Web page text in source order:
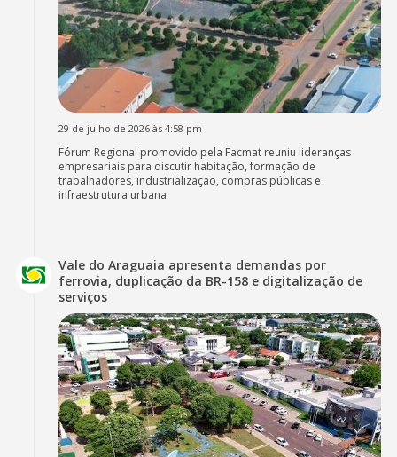
29 de julho de 2026 às 4:58 pm
Fórum Regional promovido pela Facmat reuniu lideranças
empresariais para discutir habitação, formação de
trabalhadores, industrialização, compras públicas e
infraestrutura urbana
Vale do Araguaia apresenta demandas por
ferrovia, duplicação da BR-158 e digitalização de
serviços